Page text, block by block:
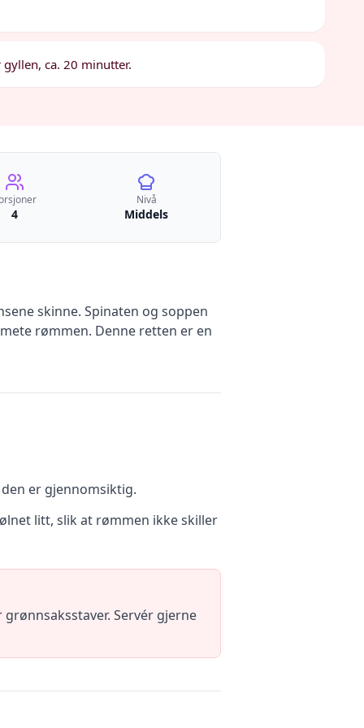
ca. 20 minutter.
4
Nivå
Middels
skinne. Spinaten og soppen
rømmen. Denne retten er en
er gjennomsiktig.
litt, slik at rømmen ikke skiller
Servér gjerne